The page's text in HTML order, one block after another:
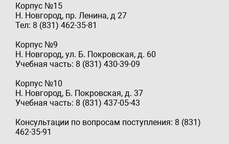
Корпус №15
Н. Новгород, пр. Ленина, д 27
Тел: 8 (831) 462-35-81
Корпус №9
Н. Новгород, ул. Б. Покровская, д. 60
Учебная часть: 8 (831) 430-39-09
Корпус №10
Н. Новгород, Б. Покровская, д. 37
Учебная часть: 8 (831) 437-05-43
Консультации по вопросам поступления: 8 (831)
462-35-91